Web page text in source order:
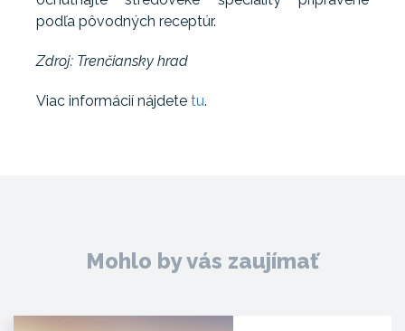
podľa pôvodných receptúr.
Zdroj: Trenčiansky hrad
Viac informácií nájdete tu.
Mohlo by vás zaujímať